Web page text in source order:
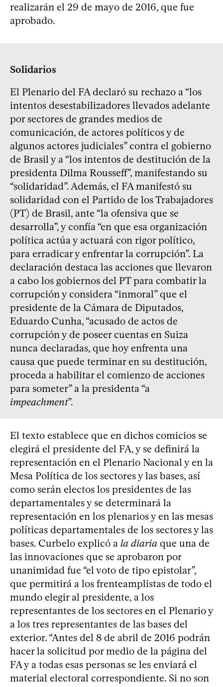
realizarán el 29 de mayo de 2016, que fue
aprobado.
Solidarios
El Plenario del FA declaró su rechazo a “los
intentos desestabilizadores llevados adelante
por sectores de grandes medios de
comunicación, de actores políticos y de
algunos actores judiciales” contra el gobierno
de Brasil y a “los intentos de destitución de la
presidenta Dilma Rousseff”, manifestando su
“solidaridad”. Además, el FA manifestó su
solidaridad con el Partido de los Trabajadores
(PT) de Brasil, ante “la ofensiva que se
desarrolla”, y confía “en que esa organización
política actúa y actuará con rigor político,
para erradicar y enfrentar la corrupción”. La
declaración destaca las acciones que llevaron
a cabo los gobiernos del PT para combatir la
corrupción y considera “inmoral” que el
presidente de la Cámara de Diputados,
Eduardo Cunha, “acusado de actos de
corrupción y de poseer cuentas en Suiza
nunca declaradas, que hoy enfrenta una
causa que puede terminar en su destitución,
proceda a habilitar el comienzo de acciones
para someter” a la presidenta “a
impeachment”.
El texto establece que en dichos comicios se
elegirá el presidente del FA, y se definirá la
representación en el Plenario Nacional y en la
Mesa Política de los sectores y las bases, así
como serán electos los presidentes de las
departamentales y se determinará la
representación en los plenarios y en las mesas
políticas departamentales de los sectores y las
bases. Curbelo explicó a la diaria que una de
las innovaciones que se aprobaron por
unanimidad fue “el voto de tipo epistolar”,
que permitirá a los frenteamplistas de todo el
mundo elegir al presidente, a los
representantes de los sectores en el Plenario y
a los tres representantes de las bases del
exterior. “Antes del 8 de abril de 2016 podrán
hacer la solicitud por medio de la página del
FA y a todas esas personas se les enviará el
material electoral correspondiente. Si no son